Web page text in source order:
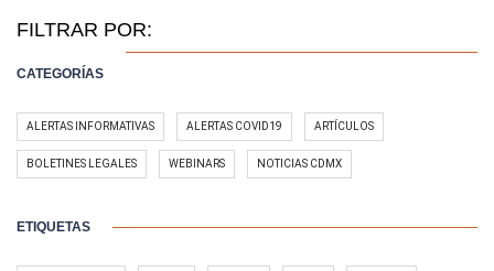
FILTRAR POR:
CATEGORÍAS
ALERTAS INFORMATIVAS ALERTAS COVID19 ARTÍCULOS
BOLETINES LEGALES WEBINARS NOTICIAS CDMX
ETIQUETAS